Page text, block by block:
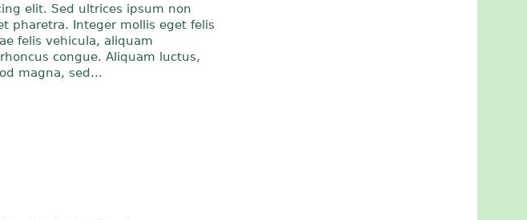
elit. Sed ultrices ipsum non
pharetra. Integer mollis eget felis
felis vehicula, aliquam
congue. Aliquam luctus,
magna, sed...